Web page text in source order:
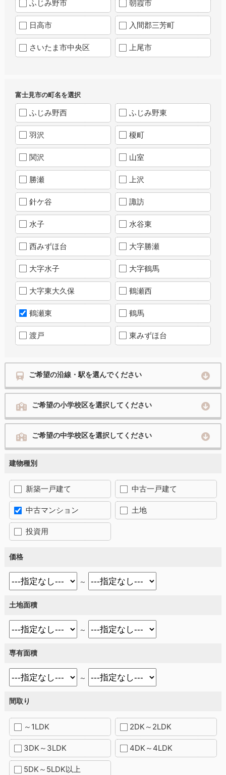
ふじみ野市 朝霞市
日高市 入間郡三芳町
さいたま市中央区 上尾市
富士見市の町名を選択
ふじみ野西 ふじみ野東
羽沢 榎町
関沢 山室
勝瀬 上沢
針ケ谷 諏訪
水子 水谷東
西みずほ台 大字勝瀬
大字水子 大字鶴馬
大字東大久保 鶴瀬西
鶴瀬東 鶴馬
渡戸 東みずほ台
ご希望の沿線・駅を選んでください
ご希望の小学校区を選択してください
ご希望の中学校区を選択してください
建物種別
新築一戸建て 中古一戸建て
中古マンション 土地
投資用
価格
～
土地面積
～
専有面積
～
間取り
～1LDK 2DK～2LDK
3DK～3LDK 4DK～4LDK
5DK～5LDK以上